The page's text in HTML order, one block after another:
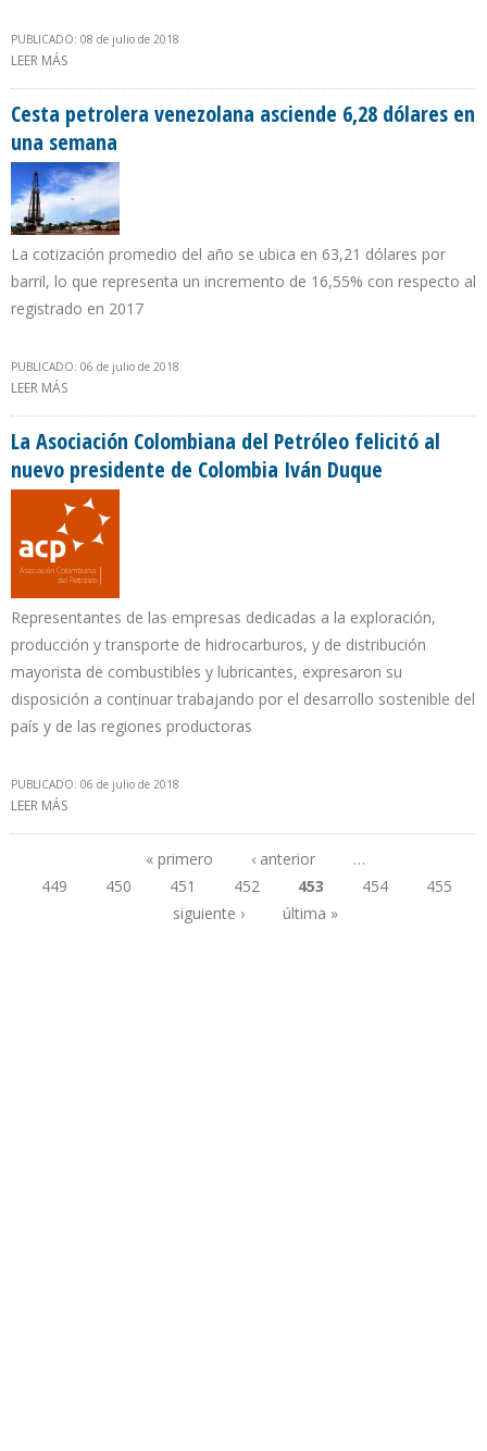
PUBLICADO: 08 de julio de 2018
LEER MÁS
Cesta petrolera venezolana asciende 6,28 dólares en
una semana
La cotización promedio del año se ubica en 63,21 dólares por
barril, lo que representa un incremento de 16,55% con respecto al
registrado en 2017
PUBLICADO: 06 de julio de 2018
LEER MÁS
La Asociación Colombiana del Petróleo felicitó al
nuevo presidente de Colombia Iván Duque
Representantes de las empresas dedicadas a la exploración,
producción y transporte de hidrocarburos, y de distribución
mayorista de combustibles y lubricantes, expresaron su
disposición a continuar trabajando por el desarrollo sostenible del
país y de las regiones productoras
PUBLICADO: 06 de julio de 2018
LEER MÁS
Páginas
« primero ‹ anterior
…
449
450 451 452 453 454
455
siguiente ›
última »